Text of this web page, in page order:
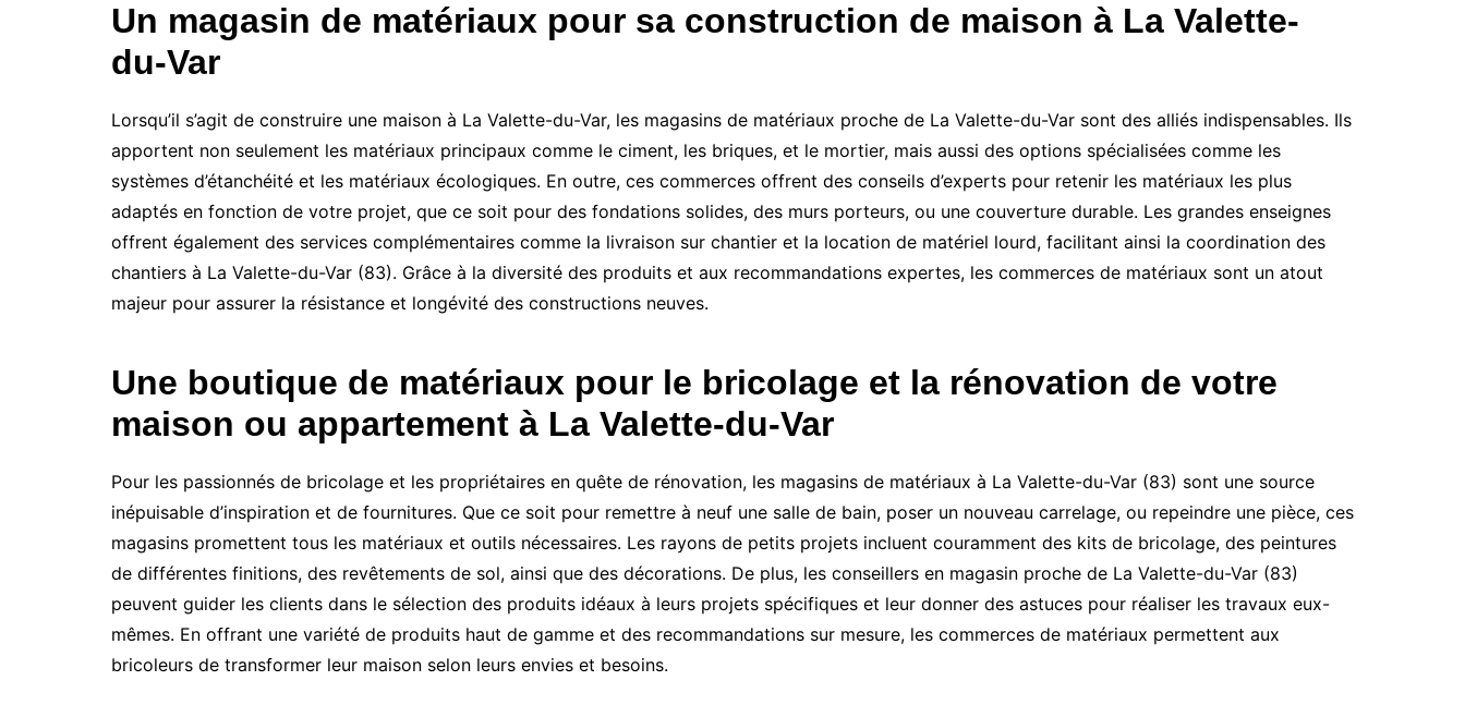
Un magasin de matériaux pour sa construction de maison à La Valette-
du-Var
Lorsqu’il s’agit de construire une maison à La Valette-du-Var, les magasins de matériaux proche de La Valette-du-Var sont des alliés indispensables. Ils
apportent non seulement les matériaux principaux comme le ciment, les briques, et le mortier, mais aussi des options spécialisées comme les
systèmes d’étanchéité et les matériaux écologiques. En outre, ces commerces offrent des conseils d’experts pour retenir les matériaux les plus
adaptés en fonction de votre projet, que ce soit pour des fondations solides, des murs porteurs, ou une couverture durable. Les grandes enseignes
offrent également des services complémentaires comme la livraison sur chantier et la location de matériel lourd, facilitant ainsi la coordination des
chantiers à La Valette-du-Var (83). Grâce à la diversité des produits et aux recommandations expertes, les commerces de matériaux sont un atout
majeur pour assurer la résistance et longévité des constructions neuves.
Une boutique de matériaux pour le bricolage et la rénovation de votre
maison ou appartement à La Valette-du-Var
Pour les passionnés de bricolage et les propriétaires en quête de rénovation, les magasins de matériaux à La Valette-du-Var (83) sont une source
inépuisable d’inspiration et de fournitures. Que ce soit pour remettre à neuf une salle de bain, poser un nouveau carrelage, ou repeindre une pièce, ces
magasins promettent tous les matériaux et outils nécessaires. Les rayons de petits projets incluent couramment des kits de bricolage, des peintures
de différentes finitions, des revêtements de sol, ainsi que des décorations. De plus, les conseillers en magasin proche de La Valette-du-Var (83)
peuvent guider les clients dans le sélection des produits idéaux à leurs projets spécifiques et leur donner des astuces pour réaliser les travaux eux-
mêmes. En offrant une variété de produits haut de gamme et des recommandations sur mesure, les commerces de matériaux permettent aux
bricoleurs de transformer leur maison selon leurs envies et besoins.